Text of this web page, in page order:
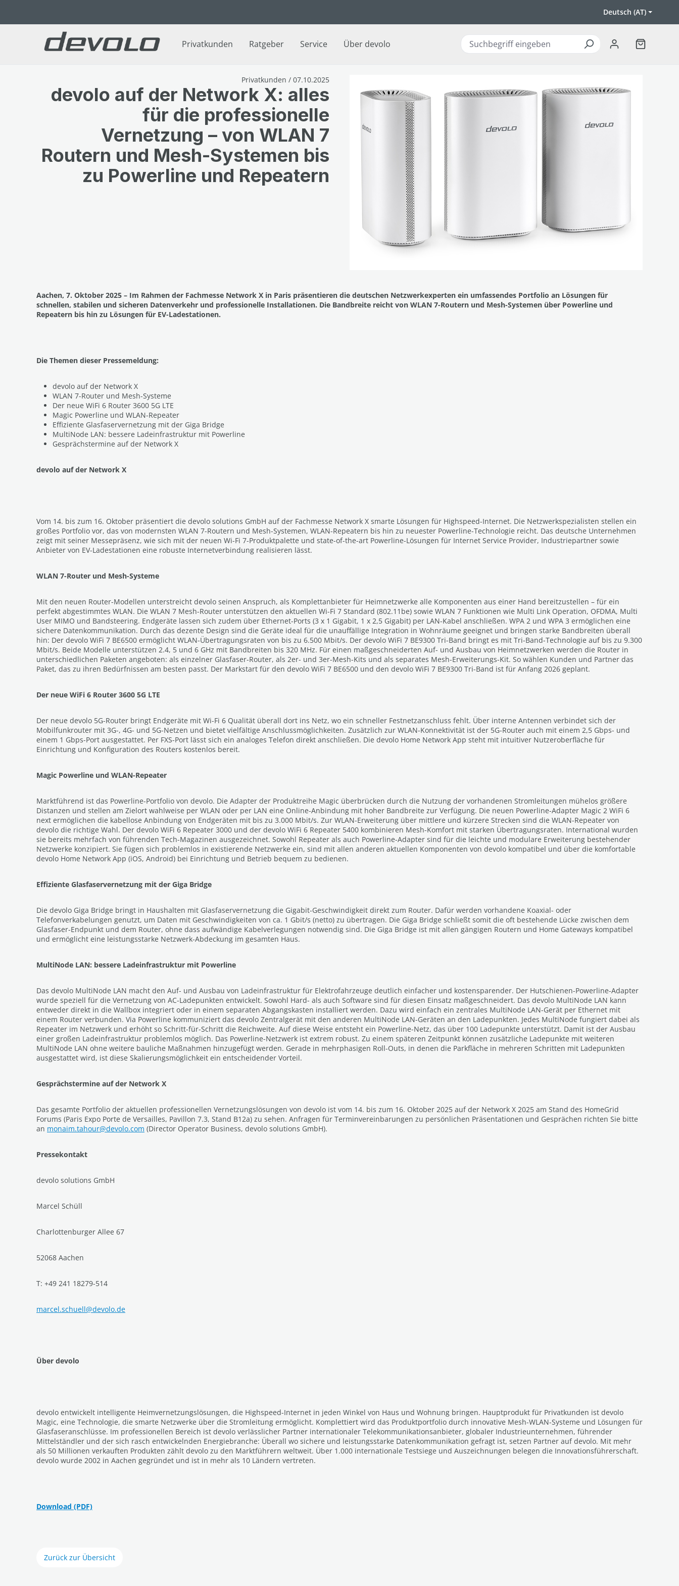
Deutsch (AT)
Privatkunden Ratgeber Service Über devolo
Privatkunden / 07.10.2025
devolo auf der Network X: alles
für die professionelle
Vernetzung – von WLAN 7
Routern und Mesh-Systemen bis
zu Powerline und Repeatern
Aachen, 7. Oktober 2025 – Im Rahmen der Fachmesse Network X in Paris präsentieren die deutschen Netzwerkexperten ein umfassendes Portfolio an Lösungen für
schnellen, stabilen und sicheren Datenverkehr und professionelle Installationen. Die Bandbreite reicht von WLAN 7-Routern und Mesh-Systemen über Powerline und
Repeatern bis hin zu Lösungen für EV-Ladestationen.
Die Themen dieser Pressemeldung:
devolo auf der Network X
WLAN 7-Router und Mesh-Systeme
Der neue WiFi 6 Router 3600 5G LTE
Magic Powerline und WLAN-Repeater
Effiziente Glasfaservernetzung mit der Giga Bridge
MultiNode LAN: bessere Ladeinfrastruktur mit Powerline
Gesprächstermine auf der Network X
devolo auf der Network X
Vom 14. bis zum 16. Oktober präsentiert die devolo solutions GmbH auf der Fachmesse Network X smarte Lösungen für Highspeed-Internet. Die Netzwerkspezialisten stellen ein
großes Portfolio vor, das von modernsten WLAN 7-Routern und Mesh-Systemen, WLAN-Repeatern bis hin zu neuester Powerline-Technologie reicht. Das deutsche Unternehmen
zeigt mit seiner Messepräsenz, wie sich mit der neuen Wi-Fi 7-Produktpalette und state-of-the-art Powerline-Lösungen für Internet Service Provider, Industriepartner sowie
Anbieter von EV-Ladestationen eine robuste Internetverbindung realisieren lässt.
WLAN 7-Router und Mesh-Systeme
Mit den neuen Router-Modellen unterstreicht devolo seinen Anspruch, als Komplettanbieter für Heimnetzwerke alle Komponenten aus einer Hand bereitzustellen – für ein
perfekt abgestimmtes WLAN. Die WLAN 7 Mesh-Router unterstützen den aktuellen Wi-Fi 7 Standard (802.11be) sowie WLAN 7 Funktionen wie Multi Link Operation, OFDMA, Multi
User MIMO und Bandsteering. Endgeräte lassen sich zudem über Ethernet-Ports (3 x 1 Gigabit, 1 x 2,5 Gigabit) per LAN-Kabel anschließen. WPA 2 und WPA 3 ermöglichen eine
sichere Datenkommunikation. Durch das dezente Design sind die Geräte ideal für die unauffällige Integration in Wohnräume geeignet und bringen starke Bandbreiten überall
hin: Der devolo WiFi 7 BE6500 ermöglicht WLAN-Übertragungsraten von bis zu 6.500 Mbit/s. Der devolo WiFi 7 BE9300 Tri-Band bringt es mit Tri-Band-Technologie auf bis zu 9.300
Mbit/s. Beide Modelle unterstützen 2.4, 5 und 6 GHz mit Bandbreiten bis 320 MHz. Für einen maßgeschneiderten Auf- und Ausbau von Heimnetzwerken werden die Router in
unterschiedlichen Paketen angeboten: als einzelner Glasfaser-Router, als 2er- und 3er-Mesh-Kits und als separates Mesh-Erweiterungs-Kit. So wählen Kunden und Partner das
Paket, das zu ihren Bedürfnissen am besten passt. Der Markstart für den devolo WiFi 7 BE6500 und den devolo WiFi 7 BE9300 Tri-Band ist für Anfang 2026 geplant.
Der neue WiFi 6 Router 3600 5G LTE
Der neue devolo 5G-Router bringt Endgeräte mit Wi-Fi 6 Qualität überall dort ins Netz, wo ein schneller Festnetzanschluss fehlt. Über interne Antennen verbindet sich der
Mobilfunkrouter mit 3G-, 4G- und 5G-Netzen und bietet vielfältige Anschlussmöglichkeiten. Zusätzlich zur WLAN-Konnektivität ist der 5G-Router auch mit einem 2,5 Gbps- und
einem 1 Gbps-Port ausgestattet. Per FXS-Port lässt sich ein analoges Telefon direkt anschließen. Die devolo Home Network App steht mit intuitiver Nutzeroberfläche für
Einrichtung und Konfiguration des Routers kostenlos bereit.
Magic Powerline und WLAN-Repeater
Marktführend ist das Powerline-Portfolio von devolo. Die Adapter der Produktreihe Magic überbrücken durch die Nutzung der vorhandenen Stromleitungen mühelos größere
Distanzen und stellen am Zielort wahlweise per WLAN oder per LAN eine Online-Anbindung mit hoher Bandbreite zur Verfügung. Die neuen Powerline-Adapter Magic 2 WiFi 6
next ermöglichen die kabellose Anbindung von Endgeräten mit bis zu 3.000 Mbit/s. Zur WLAN-Erweiterung über mittlere und kürzere Strecken sind die WLAN-Repeater von
devolo die richtige Wahl. Der devolo WiFi 6 Repeater 3000 und der devolo WiFi 6 Repeater 5400 kombinieren Mesh-Komfort mit starken Übertragungsraten. International wurden
sie bereits mehrfach von führenden Tech-Magazinen ausgezeichnet. Sowohl Repeater als auch Powerline-Adapter sind für die leichte und modulare Erweiterung bestehender
Netzwerke konzipiert. Sie fügen sich problemlos in existierende Netzwerke ein, sind mit allen anderen aktuellen Komponenten von devolo kompatibel und über die komfortable
devolo Home Network App (iOS, Android) bei Einrichtung und Betrieb bequem zu bedienen.
Effiziente Glasfaservernetzung mit der Giga Bridge
Die devolo Giga Bridge bringt in Haushalten mit Glasfaservernetzung die Gigabit-Geschwindigkeit direkt zum Router. Dafür werden vorhandene Koaxial- oder
Telefonverkabelungen genutzt, um Daten mit Geschwindigkeiten von ca. 1 Gbit/s (netto) zu übertragen. Die Giga Bridge schließt somit die oft bestehende Lücke zwischen dem
Glasfaser-Endpunkt und dem Router, ohne dass aufwändige Kabelverlegungen notwendig sind. Die Giga Bridge ist mit allen gängigen Routern und Home Gateways kompatibel
und ermöglicht eine leistungsstarke Netzwerk-Abdeckung im gesamten Haus.
MultiNode LAN: bessere Ladeinfrastruktur mit Powerline
Das devolo MultiNode LAN macht den Auf- und Ausbau von Ladeinfrastruktur für Elektrofahrzeuge deutlich einfacher und kostensparender. Der Hutschienen-Powerline-Adapter
wurde speziell für die Vernetzung von AC-Ladepunkten entwickelt. Sowohl Hard- als auch Software sind für diesen Einsatz maßgeschneidert. Das devolo MultiNode LAN kann
entweder direkt in die Wallbox integriert oder in einem separaten Abgangskasten installiert werden. Dazu wird einfach ein zentrales MultiNode LAN-Gerät per Ethernet mit
einem Router verbunden. Via Powerline kommuniziert das devolo Zentralgerät mit den anderen MultiNode LAN-Geräten an den Ladepunkten. Jedes MultiNode fungiert dabei als
Repeater im Netzwerk und erhöht so Schritt-für-Schritt die Reichweite. Auf diese Weise entsteht ein Powerline-Netz, das über 100 Ladepunkte unterstützt. Damit ist der Ausbau
einer großen Ladeinfrastruktur problemlos möglich. Das Powerline-Netzwerk ist extrem robust. Zu einem späteren Zeitpunkt können zusätzliche Ladepunkte mit weiteren
MultiNode LAN ohne weitere bauliche Maßnahmen hinzugefügt werden. Gerade in mehrphasigen Roll-Outs, in denen die Parkfläche in mehreren Schritten mit Ladepunkten
ausgestattet wird, ist diese Skalierungsmöglichkeit ein entscheidender Vorteil.
Gesprächstermine auf der Network X
Das gesamte Portfolio der aktuellen professionellen Vernetzungslösungen von devolo ist vom 14. bis zum 16. Oktober 2025 auf der Network X 2025 am Stand des HomeGrid
Forums (Paris Expo Porte de Versailles, Pavillon 7.3, Stand B12a) zu sehen. Anfragen für Terminvereinbarungen zu persönlichen Präsentationen und Gesprächen richten Sie bitte
an monaim.tahour@devolo.com (Director Operator Business, devolo solutions GmbH).
Pressekontakt
devolo solutions GmbH
Marcel Schüll
Charlottenburger Allee 67
52068 Aachen
T: +49 241 18279-514
marcel.schuell@devolo.de
Über devolo
devolo entwickelt intelligente Heimvernetzungslösungen, die Highspeed-Internet in jeden Winkel von Haus und Wohnung bringen. Hauptprodukt für Privatkunden ist devolo
Magic, eine Technologie, die smarte Netzwerke über die Stromleitung ermöglicht. Komplettiert wird das Produktportfolio durch innovative Mesh-WLAN-Systeme und Lösungen für
Glasfaseranschlüsse. Im professionellen Bereich ist devolo verlässlicher Partner internationaler Telekommunikationsanbieter, globaler Industrieunternehmen, führender
Mittelständler und der sich rasch entwickelnden Energiebranche: Überall wo sichere und leistungsstarke Datenkommunikation gefragt ist, setzen Partner auf devolo. Mit mehr
als 50 Millionen verkauften Produkten zählt devolo zu den Marktführern weltweit. Über 1.000 internationale Testsiege und Auszeichnungen belegen die Innovationsführerschaft.
devolo wurde 2002 in Aachen gegründet und ist in mehr als 10 Ländern vertreten.
Download (PDF)
Zurück zur Übersicht